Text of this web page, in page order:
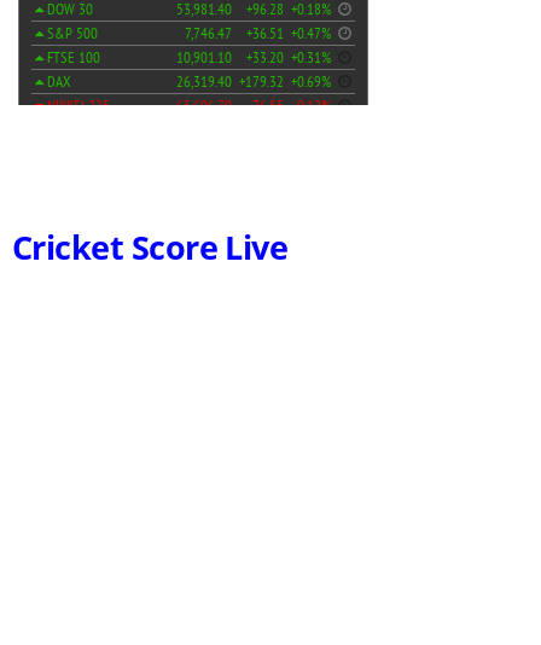
Cricket Score Live